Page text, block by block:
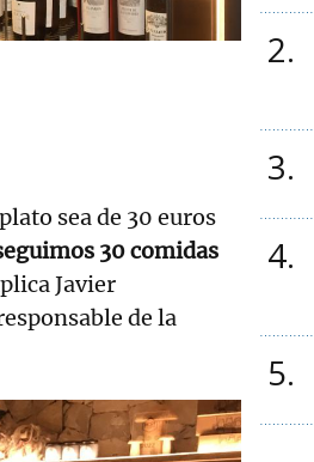
sea de 30 euros
30 comidas
Javier
de la
2
3
4
5